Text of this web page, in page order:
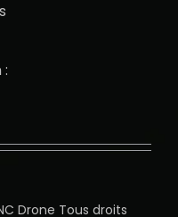
Drone Tous droits